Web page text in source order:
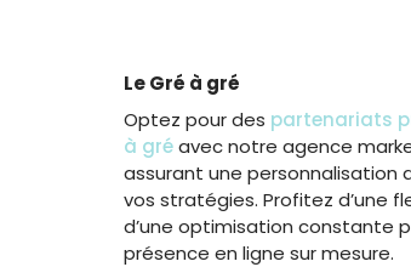
Le Gré à gré
Optez pour des partenariats
à gréavec notre agence
assurant une personnalisation
vos stratégies. Profitez d’une
d’une optimisation constante
présence en ligne sur mesure.